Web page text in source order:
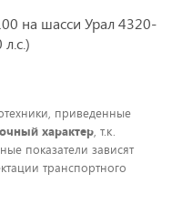
на шасси Урал 4320-
приведенные
характер, т.к.
показатели зависят
транспортного